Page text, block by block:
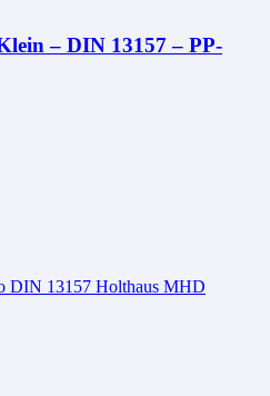
– DIN 13157 – PP-